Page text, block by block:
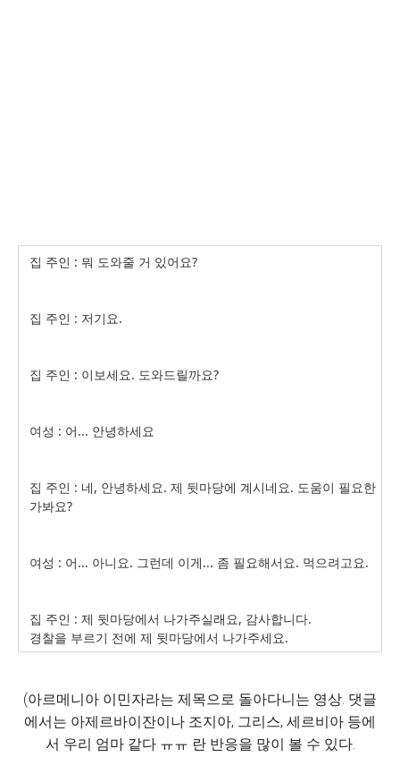
집 주인 : 뭐 도와줄 거 있어요?
집 주인 : 저기요.
집 주인 : 이보세요. 도와드릴까요?
여성 : 어... 안녕하세요
집 주인 : 네, 안녕하세요. 제 뒷마당에 계시네요. 도움이 필요한
가봐요?
여성 : 어... 아니요. 그런데 이게... 좀 필요해서요. 먹으려고요.
집 주인 : 제 뒷마당에서 나가주실래요, 감사합니다.
경찰을 부르기 전에 제 뒷마당에서 나가주세요.
(아르메니아 이민자라는 제목으로 돌아다니는 영상. 댓글
에서는 아제르바이잔이나 조지아, 그리스, 세르비아 등에
서 우리 엄마 같다 ㅠㅠ 란 반응을 많이 볼 수 있다.